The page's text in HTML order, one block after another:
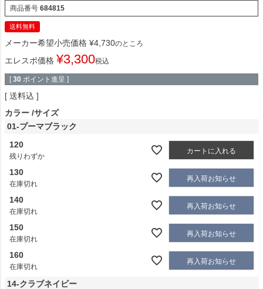
商品番号 684815
送料無料
メーカー希望小売価格 ¥4,730のところ
エレスポ価格 ¥3,300税込
[ 30 ポイント進呈 ]
送料込
カラー サイズ
01-プーマブラック
120
残りわずか
カートに入れる
130
在庫切れ
再入荷お知らせ
140
在庫切れ
再入荷お知らせ
150
在庫切れ
再入荷お知らせ
160
在庫切れ
再入荷お知らせ
14-クラブネイビー